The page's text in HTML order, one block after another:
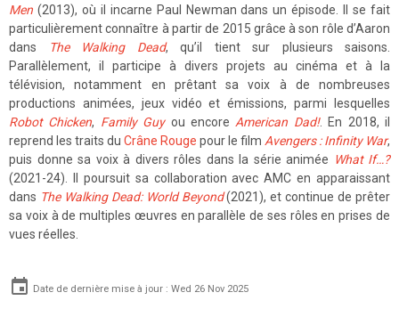
Men (2013), où il incarne Paul Newman dans un épisode. Il se fait
particulièrement connaître à partir de 2015 grâce à son rôle d’Aaron
dans
The Walking Dead, qu’il tient sur plusieurs saisons.
Parallèlement, il participe à divers projets au cinéma et à la
télévision, notamment en prêtant sa voix à de nombreuses
productions animées, jeux vidéo et émissions, parmi lesquelles
Robot Chicken, Family Guyou encoreAmerican Dad!. En 2018, il
reprend les traits du Crâne Rouge pour le film Avengers : Infinity War,
puis donne sa voix à divers rôles dans la série animée What If…?
(2021-24). Il poursuit sa collaboration avec AMC en apparaissant
dans The Walking Dead: World Beyond(2021), et continue de prêter
sa voix à de multiples œuvres en parallèle de ses rôles en prises de
vues réelles.
Date de dernière mise à jour : Wed 26 Nov 2025